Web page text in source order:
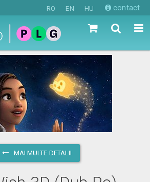
RO EN HU contact
MAI MULTE DETALII